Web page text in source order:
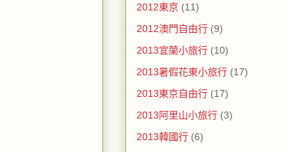
2012東京 (11)
2012澳門自由行 (9)
2013宜蘭小旅行 (10)
2013暑假花東小旅行 (17)
2013東京自由行 (17)
2013阿里山小旅行 (3)
2013韓國行 (6)